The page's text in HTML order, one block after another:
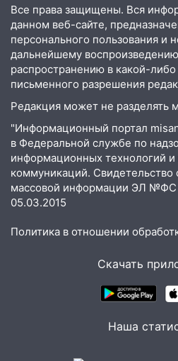
за выходные
05:50 Пять украденных
смертельная драка
05:00 Боль,
дисков: как
незаметно разрушают
03:00 День скрытых
внезапных подарков
на 10 августа
21:58 В Ульяновске
моста утопили
области: разгул
человека на Волге и
Из-за
Все права защищены. Вся
данном веб-сайте,
персонального пользования и
дальнейшему
распространению в какой-
письменного разрешения
Редакция может не разделять
"Информационный портал
в Федеральной службе по
информационных технологий и
коммуникаций. Свидетельство
массовой информации ЭЛ №ФС
05.03.2015
Политика в отношении
Скачать
Наша